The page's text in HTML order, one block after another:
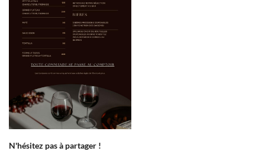
En cochant cette case, vous consentez à recevoir nos propositions commerciales à
utilisant
le formulaire de désinscription
N'hésitez pas à partager !